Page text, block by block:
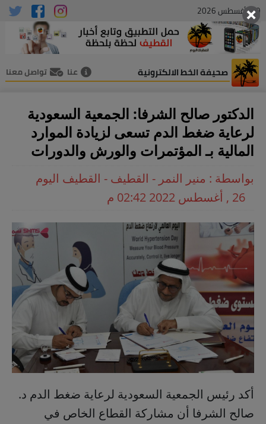
09 , أغسطس 2026
صحيفة الخط الالكترونية عنا تواصل معنا
الدكتور صالح الشرفا: الجمعية السعودية
لرعاية ضغط الدم تسعى لزيادة الموارد
المالية بـ المؤتمرات والورش والدورات
بواسطة : منير النمر - القطيف - القطيف اليوم
26 , أغسطس 2022 02:42 م
أكد رئيس الجمعية السعودية لرعاية ضغط الدم د.
صالح الشرفا أن مشاركة القطاع الخاص في